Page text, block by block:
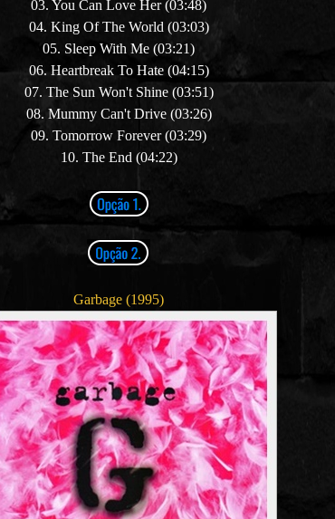
03. You Can Love Her (03:48)
04. King Of The World (03:03)
05. Sleep With Me (03:21)
06. Heartbreak To Hate (04:15)
07. The Sun Won't Shine (03:51)
08. Mummy Can't Drive (03:26)
09. Tomorrow Forever (03:29)
10. The End (04:22)
Garbage (1995)